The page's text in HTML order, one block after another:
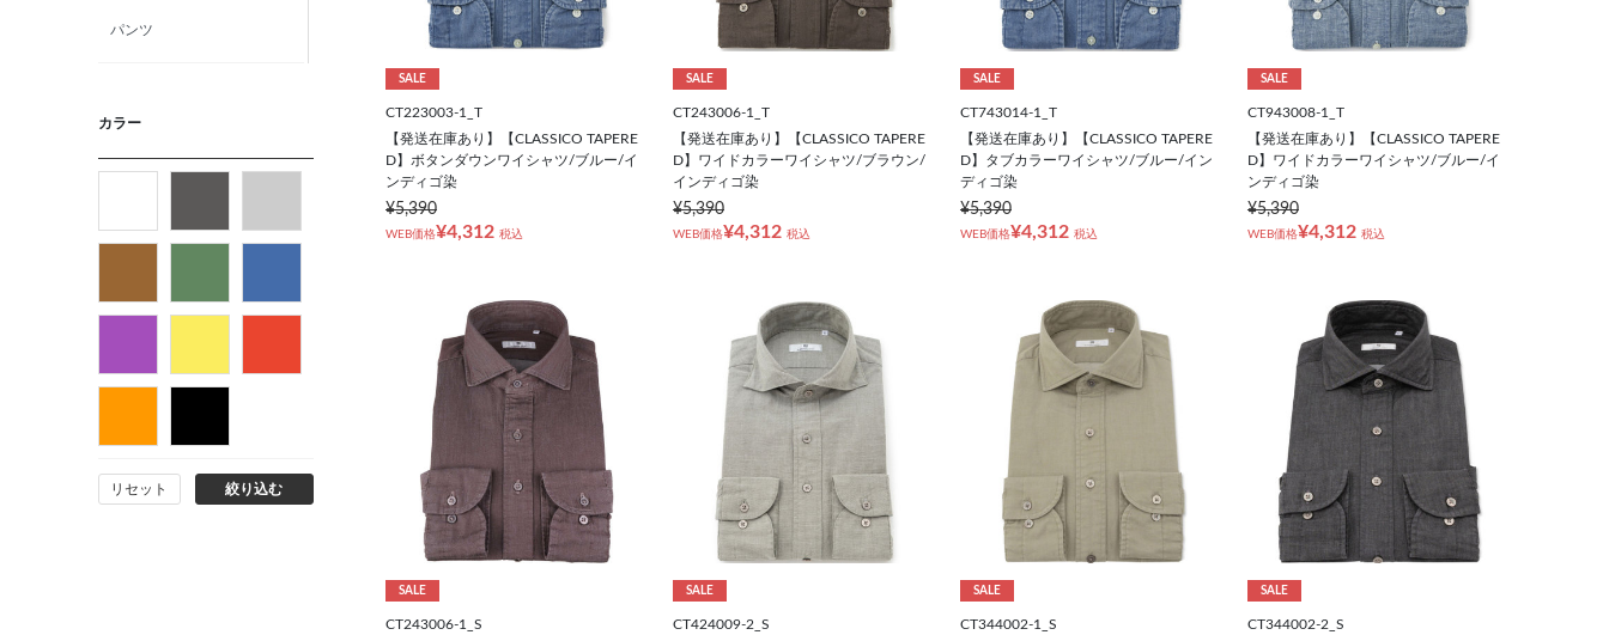
パンツ
カジュアルシャツ
フォーマルタイ
バッグ
カラー
リセット 絞り込む
SALE
CT223003-1_T
【発送在庫あり】【CLASSICO TAPERE
D】ボタンダウンワイシャツ/ブルー/イ
ンディゴ染
¥5,390
WEB価格¥4,312 税込
SALE
CT243006-1_T
【発送在庫あり】【CLASSICO TAPERE
D】ワイドカラーワイシャツ/ブラウン/
インディゴ染
¥5,390
WEB価格¥4,312 税込
SALE
CT743014-1_T
【発送在庫あり】【CLASSICO TAPERE
D】タブカラーワイシャツ/ブルー/イン
ディゴ染
¥5,390
WEB価格¥4,312 税込
SALE
CT943008-1_T
【発送在庫あり】【CLASSICO TAPERE
D】ワイドカラーワイシャツ/ブルー/イ
ンディゴ染
¥5,390
WEB価格¥4,312 税込
SALE
CT243006-1_S
SALE
CT424009-2_S
SALE
CT344002-1_S
SALE
CT344002-2_S